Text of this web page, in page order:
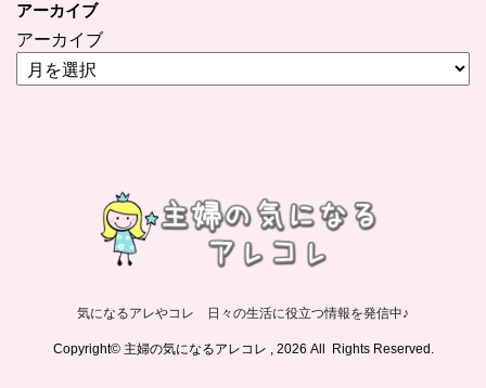
アーカイブ
アーカイブ
気になるアレやコレ 日々の生活に役立つ情報を発信中♪
Copyright© 主婦の気になるアレコレ , 2026 All Rights Reserved.